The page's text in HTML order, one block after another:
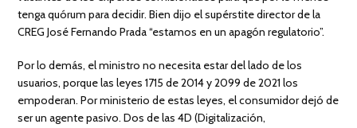
tenga quórum para decidir. Bien dijo el supérstite director de la
CREG José Fernando Prada “estamos en un apagón regulatorio”.
Por lo demás, el ministro no necesita estar del lado de los
usuarios, porque las leyes 1715 de 2014 y 2099 de 2021 los
empoderan. Por ministerio de estas leyes, el consumidor dejó de
ser un agente pasivo. Dos de las 4D (Digitalización,